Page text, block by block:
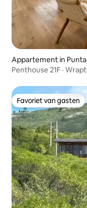
Appartement in Punta
Penthouse 21F ·
Favoriet van gasten
Favoriet van gasten